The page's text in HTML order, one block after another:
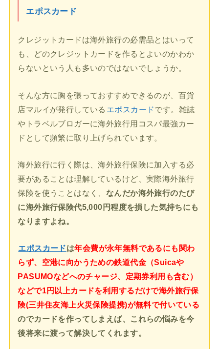
エポスカード
クレジットカードは海外旅行の必需品とはいって
も、どのクレジットカードを作るとよいのかわか
らないという人も多いのではないでしょうか。
そんな方に胸を張っておすすめできるのが、百貨
店マルイが発行している エポスカードです。雑誌
やトラベルブロガーに海外旅行用コスパ最強カー
ドとして頻繁に取り上げられています。
海外旅行に行く際は、海外旅行保険に加入する必
要があることは理解しているけど、実際海外旅行
保険を使うことはなく、 なんだか海外旅行のたび
に海外旅行保険代5,000円程度を損した気持ちにも
なりますよね。
エポスカードは年会費が永年無料であるにも関わ
らず、空港に向かうための鉄道代金（Suicaや
PASUMOなどへのチャージ、定期券利用も含む）
などで1円以上カードを利用するだけで海外旅行保
険(三井住友海上火災保険提携)が無料で付いている
のでカードを作ってしまえば、これらの悩みを今
後将来に渡って解決してくれます。